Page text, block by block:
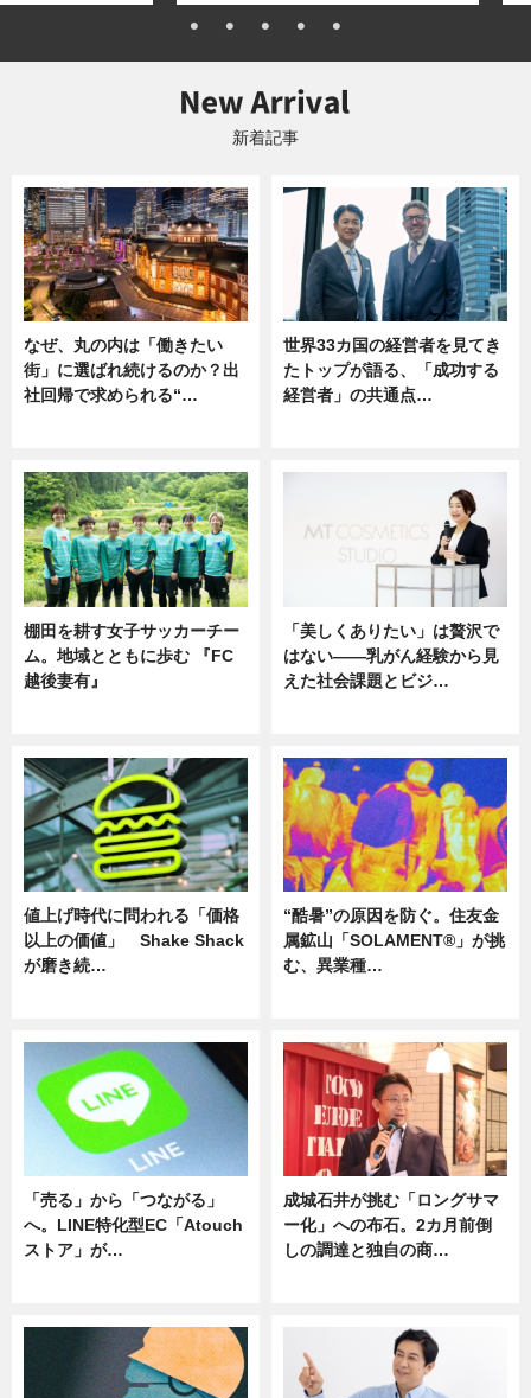
新着記事
なぜ、丸の内は「働きたい
街」に選ばれ続けるのか？出
社回帰で求められる“…
世界33カ国の経営者を見てき
たトップが語る、「成功する
経営者」の共通点…
棚田を耕す女子サッカーチー
ム。地域とともに歩む 『FC
越後妻有』
「美しくありたい」は贅沢で
はない――乳がん経験から見
えた社会課題とビジ…
値上げ時代に問われる「価格
以上の価値」 Shake Shack
が磨き続…
“酷暑”の原因を防ぐ。住友金
属鉱山「SOLAMENT®」が挑
む、異業種…
「売る」から「つながる」
へ。LINE特化型EC「Atouch
ストア」が…
成城石井が挑む「ロングサマ
ー化」への布石。2カ月前倒
しの調達と独自の商…